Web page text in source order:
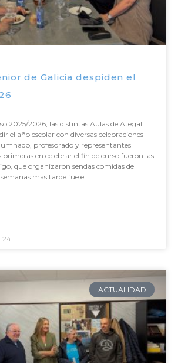
de Galicia despiden el
2025/2026, las distintas Aulas de Ategal
el año escolar con diversas celebraciones
profesorado y representantes
primeras en celebrar el fin de curso fueron las
que organizaron sendas comidas de
más tarde fue el
ACTUALIDAD